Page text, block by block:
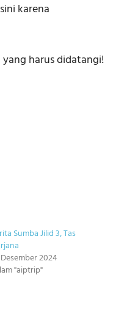
karena
harus didatangi!
Sumba Jilid 3, Tas
2024
"aiptrip"